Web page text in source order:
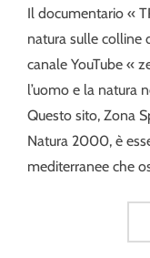
Il documentario «
natura sulle colline
canale YouTube «
l’uomo e la natura
Questo sito, Zona
Natura 2000, è
mediterranee che